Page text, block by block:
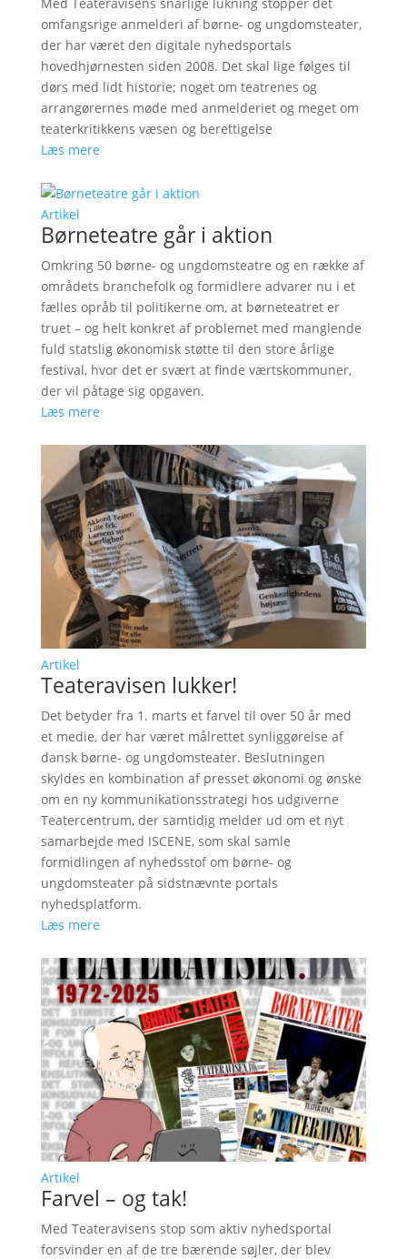
omfangsrige anmelderi af børne- og ungdomsteater,
der har været den digitale nyhedsportals
hovedhjørnesten siden 2008. Det skal lige følges til
dørs med lidt historie; noget om teatrenes og
arrangørernes møde med anmelderiet og meget om
teaterkritikkens væsen og berettigelse
Læs mere
Artikel
Børneteatre går i aktion
Omkring 50 børne- og ungdomsteatre og en række af
områdets branchefolk og formidlere advarer nu i et
fælles opråb til politikerne om, at børneteatret er
truet – og helt konkret af problemet med manglende
fuld statslig økonomisk støtte til den store årlige
festival, hvor det er svært at finde værtskommuner,
der vil påtage sig opgaven.
Læs mere
Artikel
Teateravisen lukker!
Det betyder fra 1. marts et farvel til over 50 år med
et medie, der har været målrettet synliggørelse af
dansk børne- og ungdomsteater. Beslutningen
skyldes en kombination af presset økonomi og ønske
om en ny kommunikationsstrategi hos udgiverne
Teatercentrum, der samtidig melder ud om et nyt
samarbejde med ISCENE, som skal samle
formidlingen af nyhedsstof om børne- og
ungdomsteater på sidstnævnte portals
nyhedsplatform.
Læs mere
Artikel
Farvel – og tak!
Med Teateravisens stop som aktiv nyhedsportal
forsvinder en af de tre bærende søjler, der blev